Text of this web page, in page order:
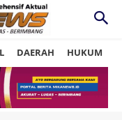
DAERAH HUKUM